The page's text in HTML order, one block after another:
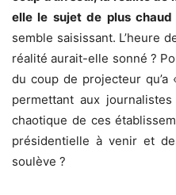
elle le sujet de plus
semble saisissant. L’heure
réalité aurait-elle sonné ?
du coup de projecteur
permettant aux
chaotique de ces
présidentielle à venir et
soulève ?